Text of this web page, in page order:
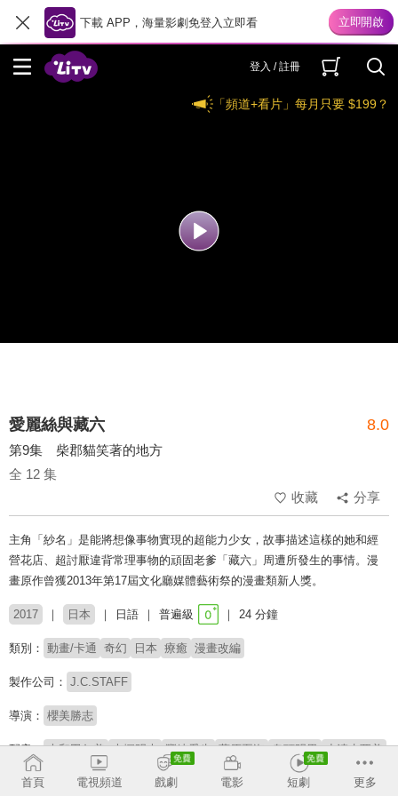
下載 APP，海量影劇免登入立即看
登入 / 註冊
「頻道+看片」每月只要 $199？
愛麗絲與藏六 8.0
第9集 柴郡貓笑著的地方
全 12 集
收藏
分享
主角「紗名」是能將想像事物實現的超能力少女，故事描述這樣的她和經
營花店、超討厭違背常理事物的頑固老爹「藏六」周遭所發生的事情。漫
畫原作曾獲2013年第17屆文化廳媒體藝術祭的漫畫類新人獎。
2017 日本 日語 普遍級 24 分鐘
類別： 動畫/卡通 奇幻 日本 療癒 漫畫改編
製作公司： J.C.STAFF
導演： 櫻美勝志
配音： 大和田仁美 大塚明夫 豐崎愛生 藤原夏海 鬼頭明里 小清水亞美
大塚芳忠 廣瀨有紀 能登麻美子 松風雅也
內田秀
首頁
電視頻道 戲劇 電影 短劇 更多